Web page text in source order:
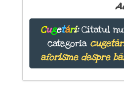
Cugetări:Citatul
categoria
aforisme despre